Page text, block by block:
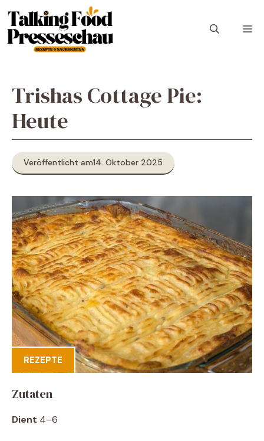
Inhalt
springen
Trishas Cottage Pie:
Heute
Veröffentlicht am14. Oktober 2025
REZEPTE
Zutaten
Dient 4–6